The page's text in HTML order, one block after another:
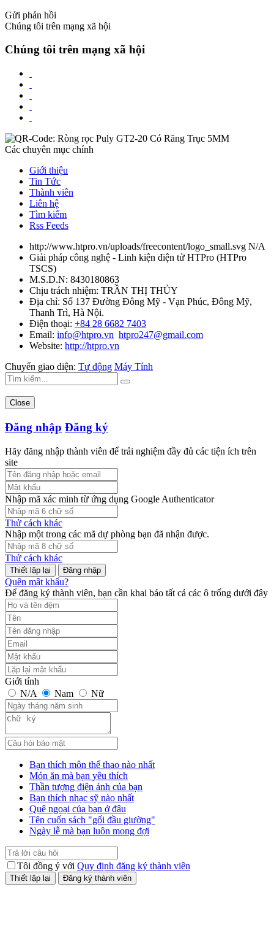
Gửi phản hồi
Chúng tôi trên mạng xã hội
Chúng tôi trên mạng xã hội
Các chuyên mục chính
Giới thiệu
Tin Tức
Thành viên
Liên hệ
Tìm kiếm
Rss Feeds
http://www.htpro.vn/uploads/freecontent/logo_small.svg N/A
Giải pháp công nghệ - Linh kiện điện tử HTPro (HTPro
TSCS)
M.S.D.N: 8430180863
Chịu trách nhiệm: TRẦN THỊ THỦY
Địa chỉ: Số 137 Đường Đông Mỹ - Vạn Phúc, Đông Mỹ,
Thanh Trì, Hà Nội.
Điện thoại: +84 28 6682 7403
Email: info@htpro.vn htpro247@gmail.com
Website: http://htpro.vn
Chuyển giao diện: Tự động Máy Tính
Close
Đăng nhập Đăng ký
Hãy đăng nhập thành viên để trải nghiệm đầy đủ các tiện ích trên
site
Nhập mã xác minh từ ứng dụng Google Authenticator
Thử cách khác
Nhập một trong các mã dự phòng bạn đã nhận được.
Thử cách khác
Đăng nhập
Quên mật khẩu?
Để đăng ký thành viên, bạn cần khai báo tất cả các ô trống dưới đây
Giới tính
N/A
Nam Nữ
Bạn thích môn thể thao nào nhất
Món ăn mà bạn yêu thích
Thần tượng điện ảnh của bạn
Bạn thích nhạc sỹ nào nhất
Quê ngoại của bạn ở đâu
Tên cuốn sách "gối đầu giường"
Ngày lễ mà bạn luôn mong đợi
Tôi đồng ý với Quy định đăng ký thành viên